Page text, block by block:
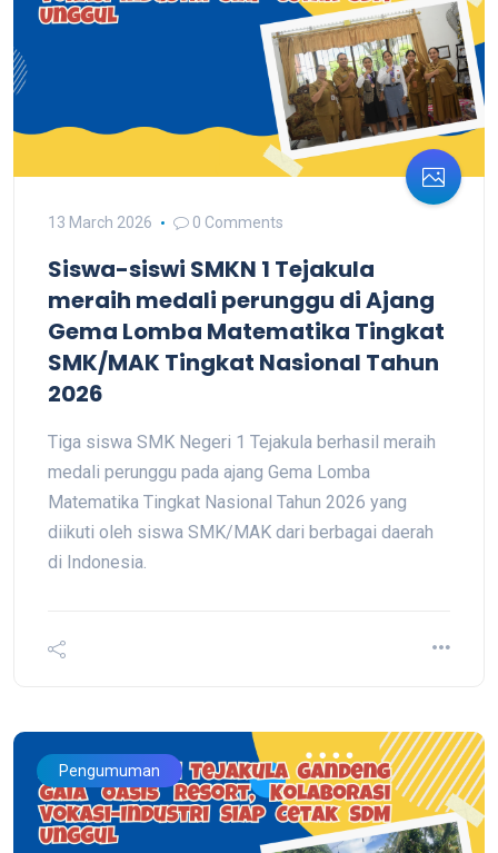
13 March 2026 0 Comments
Siswa-siswi SMKN 1 Tejakula
meraih medali perunggu di Ajang
Gema Lomba Matematika Tingkat
SMK/MAK Tingkat Nasional Tahun
2026
Tiga siswa SMK Negeri 1 Tejakula berhasil meraih
medali perunggu pada ajang Gema Lomba
Matematika Tingkat Nasional Tahun 2026 yang
diikuti oleh siswa SMK/MAK dari berbagai daerah
di Indonesia.
Pengumuman